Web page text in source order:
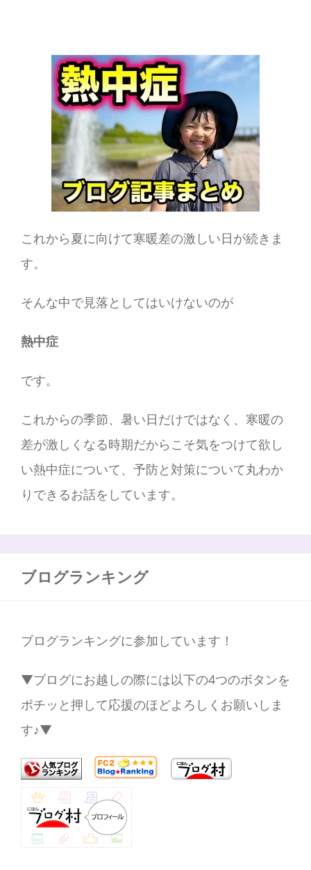
これから夏に向けて寒暖差の激しい日が続きま
す。
そんな中で見落としてはいけないのが
熱中症
です。
これからの季節、暑い日だけではなく、寒暖の
差が激しくなる時期だからこそ気をつけて欲し
い熱中症について、予防と対策について丸わか
りできるお話をしています。
ブログランキング
ブログランキングに参加しています！
▼ブログにお越しの際には以下の4つのボタンを
ポチッと押して応援のほどよろしくお願いしま
す♪▼